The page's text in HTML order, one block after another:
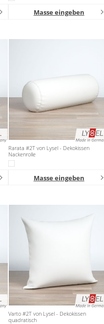
Masse eingeben
Rarata #2T von Lysel - Dekokissen
Nackenrolle
Masse eingeben
Varto #2T von Lysel - Dekokissen
quadratisch